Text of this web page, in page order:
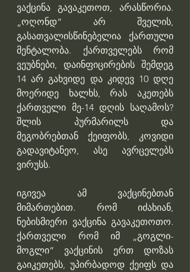
ვაქცინა გავაკეთოთ, არასწორია.
„ოღონდ“ არ შველის,
გასათვალისწინებელია ქართული
მენტალობა. ქართველებს რომ
ვეუბნები, დაინფიცირების შემდეგ
14 არ გახვიდე და კიდევ 10 დღე
მოერიდე ხალხს, რას აკეთებს
ქართველი მე-14 დღის საღამოს?
შლის პურმარილს და
მეგობრებთან ქეიფობს, კოვიდი
გადავიტანეო, ასე ავრცელებს
ვირუსს.
იგივეა ამ ვაქცინებთან
მიმართებით. რომ იძახიან,
ნებისმიერი ვაქცინა გავაკეთოთო.
ქართველი რომ იმ „გოგლი-
მოგლი“ ვაქცინის ერთ დოზას
გაიკეთებს, უპირბადოდ ქეიფს და